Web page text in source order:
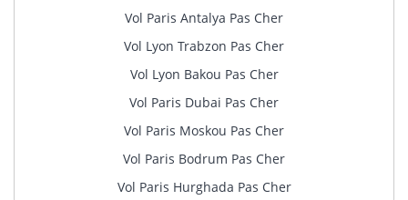
Vol Paris Antalya Pas Cher
Vol Lyon Trabzon Pas Cher
Vol Lyon Bakou Pas Cher
Vol Paris Dubai Pas Cher
Vol Paris Moskou Pas Cher
Vol Paris Bodrum Pas Cher
Vol Paris Hurghada Pas Cher